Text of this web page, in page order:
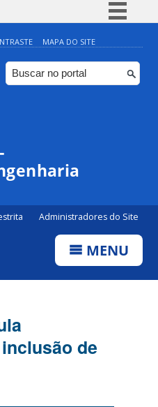
Simplifique!
Comunica BR
Participe
MAPA DO SITE
Administradores do Site
MENU
de